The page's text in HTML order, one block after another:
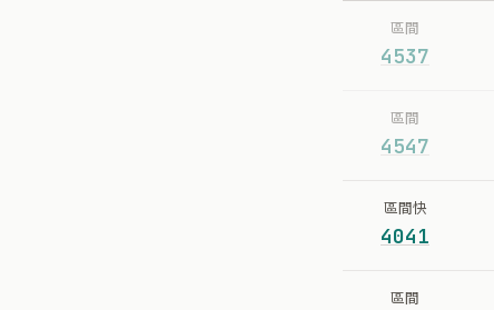
區間
4537
區間
4547
區間快
4041
區間